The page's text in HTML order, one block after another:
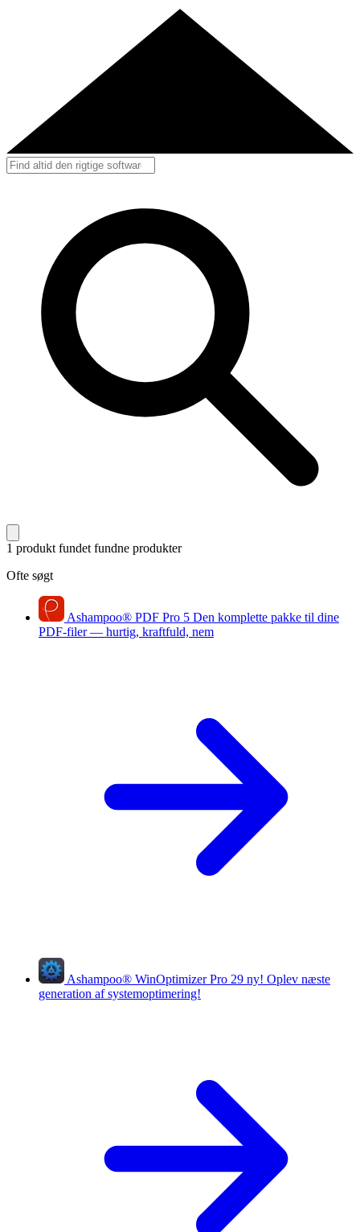
1 produkt fundet fundne produkter
Ofte søgt
Ashampoo® PDF Pro 5 Den komplette pakke til dine
PDF-filer — hurtig, kraftfuld, nem
Ashampoo® WinOptimizer Pro 29 ny! Oplev næste
generation af systemoptimering!